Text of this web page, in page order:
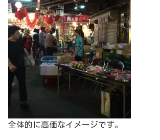
全体的に高価なイメージです。